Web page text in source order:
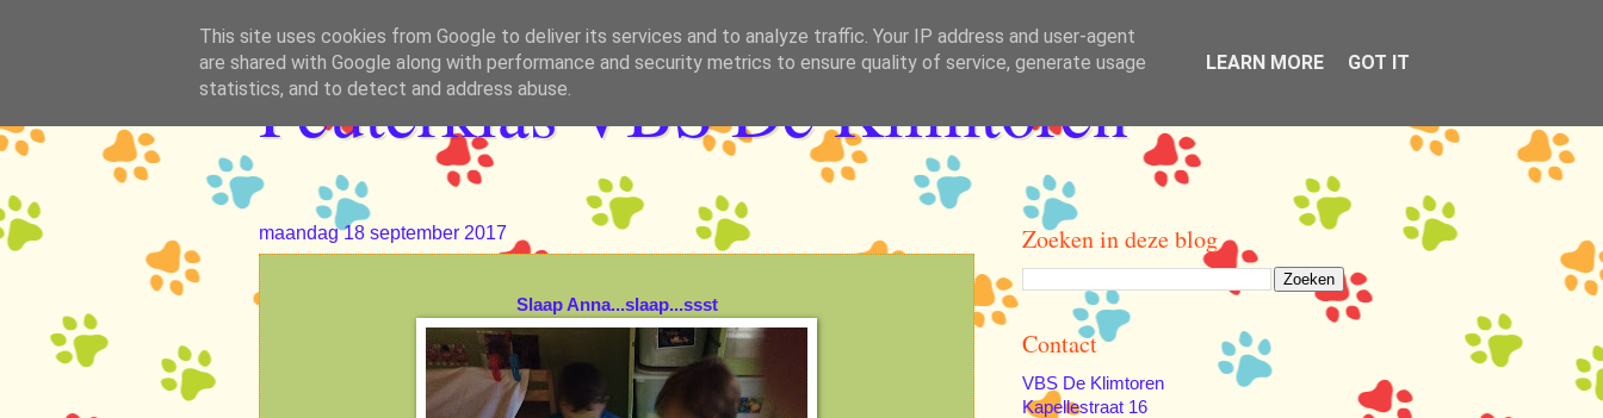
Peuterklas VBS De Klimtoren
maandag 18 september 2017
Slaap Anna...slaap...ssst
Zoeken in deze blog
Contact
VBS De Klimtoren
Kapellestraat 16
This site uses cookies from Google to deliver its services and to analyze traffic. Your IP address and user-agent
are shared with Google along with performance and security metrics to ensure quality of service, generate usage
statistics, and to detect and address abuse.
LEARN MORE GOT IT